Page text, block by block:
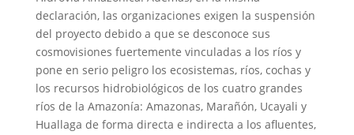
declaración, las organizaciones exigen la suspensión
del proyecto debido a que se desconoce sus
cosmovisiones fuertemente vinculadas a los ríos y
pone en serio peligro los ecosistemas, ríos, cochas y
los recursos hidrobiológicos de los cuatro grandes
ríos de la Amazonía: Amazonas, Marañón, Ucayali y
Huallaga de forma directa e indirecta a los afluentes,